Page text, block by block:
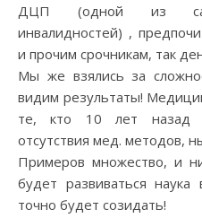
ДЦП (одной из
инвалидностей) ,
и прочим срочникам, так
Мы же взялись за
видим результаты!
те, кто 10 лет назад
отсутствия мед. методов,
Примеров множество, и
будет развиваться
точно будет созидать!